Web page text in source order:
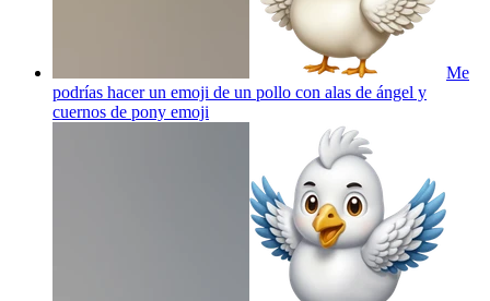
Me
podrías hacer un emoji de un pollo con alas de ángel y
cuernos de pony emoji